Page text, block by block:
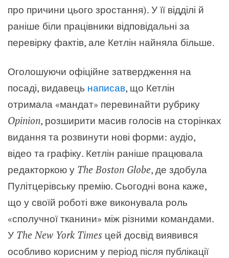
про причини цього зростання). У її відділі й
раніше біли працівники відповідальні за
перевірку фактів, але Кетлін найняла більше.
Оголошуючи офіційне затвердження на
посаді, видавець написав, що Кетлін
отримала «мандат» перевинайти рубрику
Opinion, розширити масив голосів на сторінках
видання та розвинути нові форми: аудіо,
відео та графіку. Кетлін раніше працювала
редакторкою у The Boston Globe, де здобула
Пулітцерівську премію. Сьогодні вона каже,
що у своїй роботі вже виконувала роль
«сполучної тканини» між різними командами.
У The New York Times цей досвід виявився
особливо корисним у період після публікації